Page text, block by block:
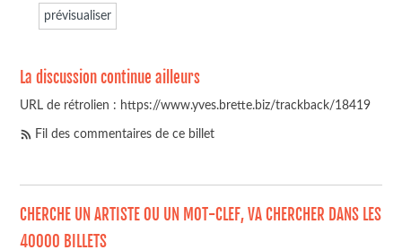
La discussion continue ailleurs
URL de rétrolien : https://www.yves.brette.biz/trackback/18419
Fil des commentaires de ce billet
CHERCHE UN ARTISTE OU UN MOT-CLEF, VA CHERCHER DANS LES
40000 BILLETS